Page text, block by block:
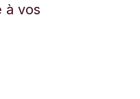
à vos